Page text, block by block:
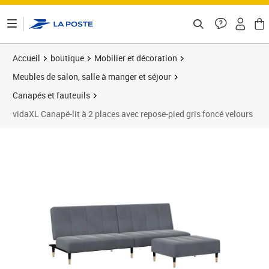
Accueil boutique
Mobilier et décoration
Meubles de salon, salle à manger et séjour
Canapés et fauteuils
vidaXL Canapé-lit à 2 places avec repose-pied gris foncé velours